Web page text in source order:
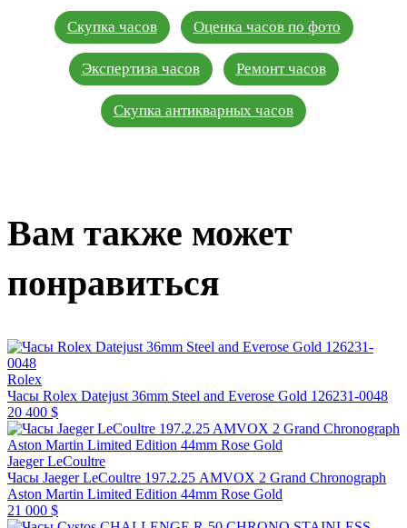
Скупка часов Оценка часов по фото
Экспертиза часов Ремонт часов
Скупка антикварных часов
Вам также может
понравиться
Rolex
Часы Rolex Datejust 36mm Steel and Everose Gold 126231-0048
20 400 $
Jaeger LeCoultre
Часы Jaeger LeCoultre 197.2.25 AMVOX 2 Grand Chronograph
Aston Martin Limited Edition 44mm Rose Gold
21 000 $